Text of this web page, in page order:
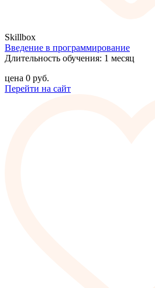
Skillbox
Введение в программирование
Длительность обучения: 1 месяц
цена 0 руб.
Перейти на сайт